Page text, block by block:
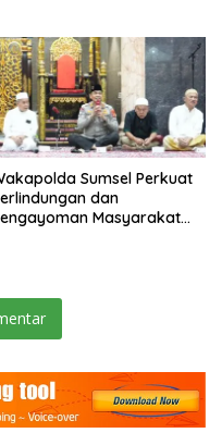
Sumsel Perkuat
dan
Masyarakat